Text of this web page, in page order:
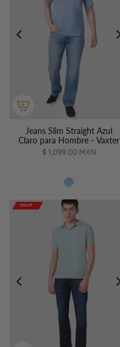
Jeans Slim Straight Azul
Claro para Hombre - Vaxter
$ 1,099.00 MXN
10%OFF
10%OFF
10%OFF
10%OFF